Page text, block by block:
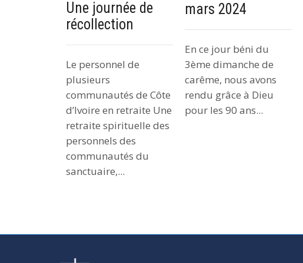
Une journée de
récollection
Le personnel de
plusieurs
communautés de Côte
d’Ivoire en retraite Une
retraite spirituelle des
personnels des
communautés du
sanctuaire,...
mars 2024
En ce jour béni du
3ème dimanche de
carême, nous avons
rendu grâce à Dieu
pour les 90 ans...